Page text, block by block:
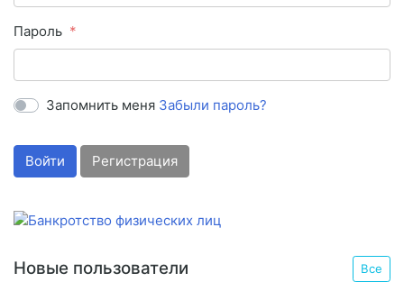
Пароль
Запомнить меня Забыли пароль?
Войти Регистрация
Новые пользователи Все